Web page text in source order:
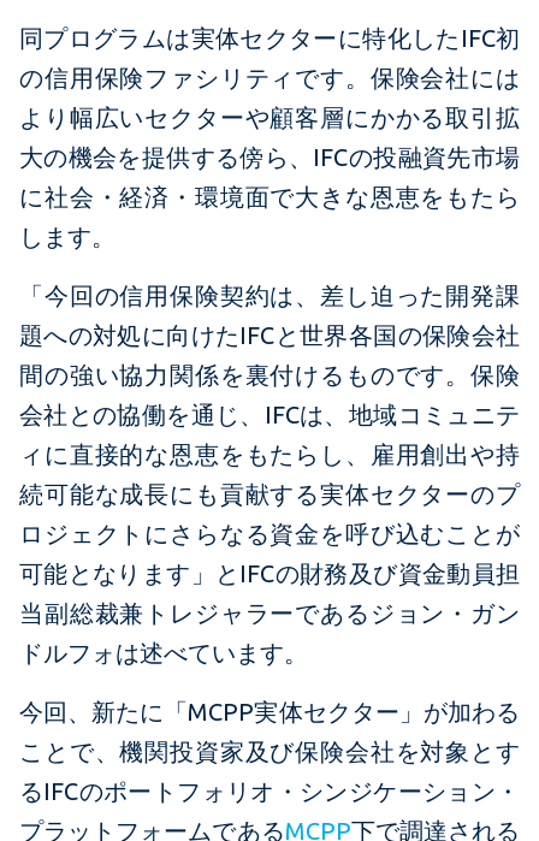
同プログラムは実体セクターに特化したIFC初
の信用保険ファシリティです。保険会社には
より幅広いセクターや顧客層にかかる取引拡
大の機会を提供する傍ら、IFCの投融資先市場
に社会・経済・環境面で大きな恩恵をもたら
します。
「今回の信用保険契約は、差し迫った開発課
題への対処に向けたIFCと世界各国の保険会社
間の強い協力関係を裏付けるものです。保険
会社との協働を通じ、IFCは、地域コミュニテ
ィに直接的な恩恵をもたらし、雇用創出や持
続可能な成長にも貢献する実体セクターのプ
ロジェクトにさらなる資金を呼び込むことが
可能となります」とIFCの財務及び資金動員担
当副総裁兼トレジャラーであるジョン・ガン
ドルフォは述べています。
今回、新たに「MCPP実体セクター」が加わる
ことで、機関投資家及び保険会社を対象とす
るIFCのポートフォリオ・シンジケーション・
プラットフォームであるMCPP下で調達される